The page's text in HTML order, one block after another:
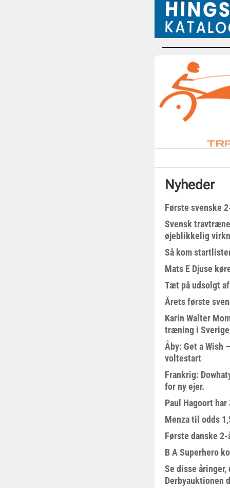
Nyheder
Første svenske
Svensk
øjeblikkelig
Så kom
Mats E Djuse
Tæt på udsolgt
Årets første
Karin Walter
træning i Sverige
Åby: Get a Wish
voltestart
Frankrig:
for ny ejer.
Paul Hagoort
Menza til odds
Første danske
B A Superhero
Se disse
Derbyauktionen